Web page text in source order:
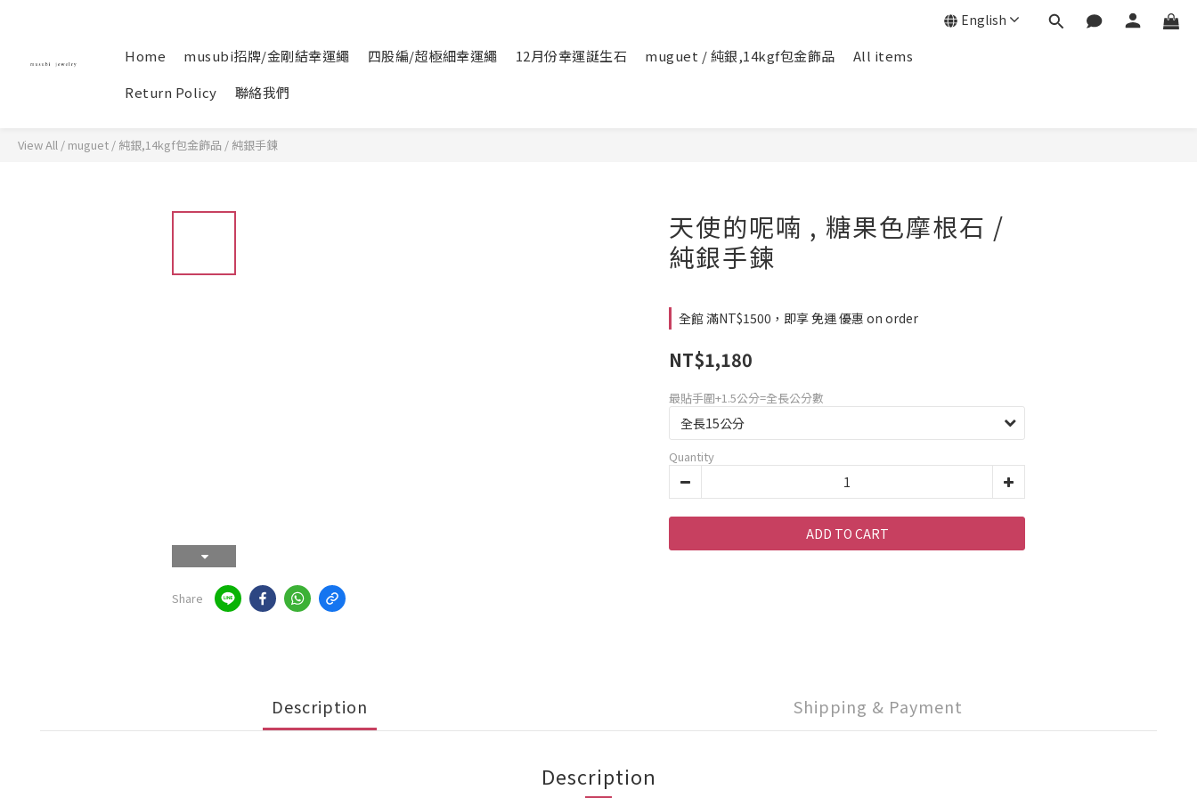
Home musubi招牌/金剛結幸運繩 四股編/超極細幸運繩 12月份幸運誕生石 muguet / 純銀,14kgf包金飾品
All items
Return Policy
聯絡我們
English
View All / muguet / 純銀,14kgf包金飾品 / 純銀手鍊
Share
天使的呢喃 , 糖果色摩根石 /
純銀手鍊
全館 滿NT$1500，即享 免運 優惠 on order
NT$1,180
最貼手圍+1.5公分=全長公分數
Quantity
ADD TO CART
Description Shipping & Payment
Description